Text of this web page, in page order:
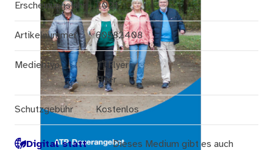
Erscheinungsjahr 2021
Artikelnummer 60582408
Medientyp
Flyer
Flyer
Schutzgebühr Kostenlos
Digital statt
Dieses Medium gibt es auch